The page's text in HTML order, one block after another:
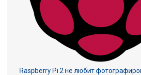
Raspberry Pi 2 не любит